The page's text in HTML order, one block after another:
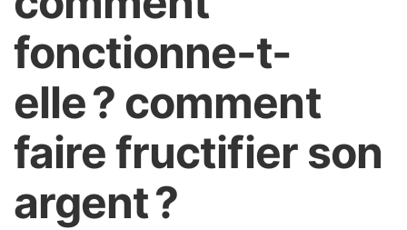
fonctionne-t-
elle ? comment
faire fructifier son
argent ?